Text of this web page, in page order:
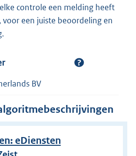
controle een melding heeft
voor een juiste beoordeling en
BV
eDiensten